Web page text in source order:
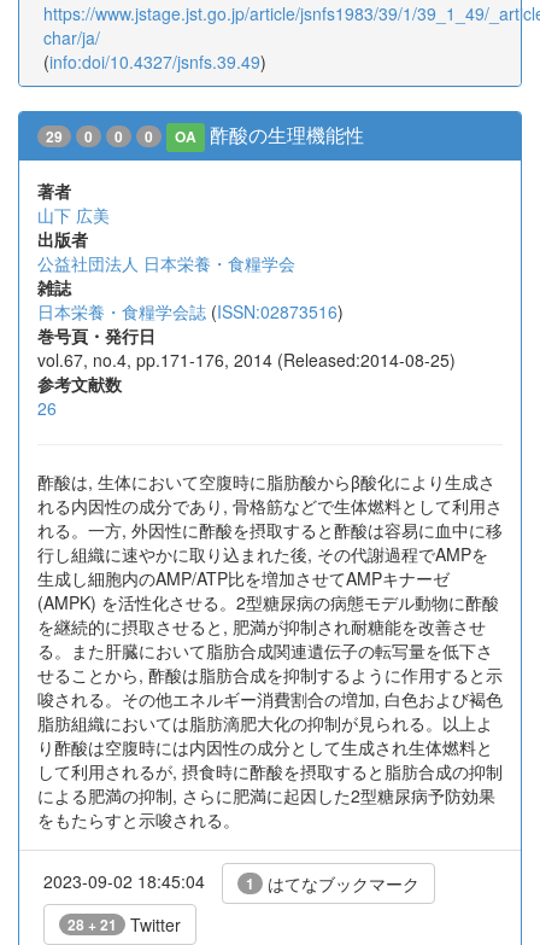
https://www.jstage.jst.go.jp/article/jsnfs1983/39/1/39_1_49/
char/ja/
(info:doi/10.4327/jsnfs.39.49)
29 0 0 0 OA 酢酸の生理機能性
著者
山下 広美
出版者
公益社団法人 日本栄養・食糧学会
雑誌
日本栄養・食糧学会誌 (ISSN:02873516)
巻号頁・発行日
vol.67, no.4, pp.171-176, 2014 (Released:2014-08-25)
参考文献数
26
酢酸は, 生体において空腹時に脂肪酸からβ酸化により生成さ
れる内因性の成分であり, 骨格筋などで生体燃料として利用さ
れる。一方, 外因性に酢酸を摂取すると酢酸は容易に血中に移
行し組織に速やかに取り込まれた後, その代謝過程でAMPを
生成し細胞内のAMP/ATP比を増加させてAMPキナーゼ
(AMPK) を活性化させる。2型糖尿病の病態モデル動物に酢酸
を継続的に摂取させると, 肥満が抑制され耐糖能を改善させ
る。また肝臓において脂肪合成関連遺伝子の転写量を低下さ
せることから, 酢酸は脂肪合成を抑制するように作用すると示
唆される。その他エネルギー消費割合の増加, 白色および褐色
脂肪組織においては脂肪滴肥大化の抑制が見られる。以上よ
り酢酸は空腹時には内因性の成分として生成され生体燃料と
して利用されるが, 摂食時に酢酸を摂取すると脂肪合成の抑制
による肥満の抑制, さらに肥満に起因した2型糖尿病予防効果
をもたらすと示唆される。
2023-09-02 18:45:04 1 はてなブックマーク
28 + 21 Twitter